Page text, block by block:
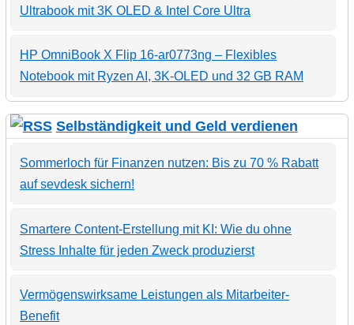
Ultrabook mit 3K OLED & Intel Core Ultra
HP OmniBook X Flip 16-ar0773ng – Flexibles
Notebook mit Ryzen AI, 3K-OLED und 32 GB RAM
Selbständigkeit und Geld verdienen
Sommerloch für Finanzen nutzen: Bis zu 70 % Rabatt
auf sevdesk sichern!
Smartere Content-Erstellung mit KI: Wie du ohne
Stress Inhalte für jeden Zweck produzierst
Vermögenswirksame Leistungen als Mitarbeiter-
Benefit